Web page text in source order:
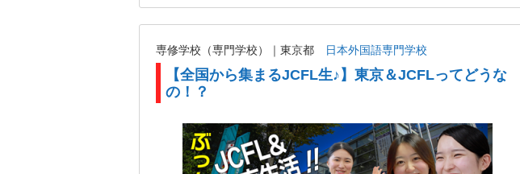
専修学校（専門学校）｜東京都 日本外国語専門学校
【全国から集まるJCFL生♪】東京＆JCFLってどうな
の！？